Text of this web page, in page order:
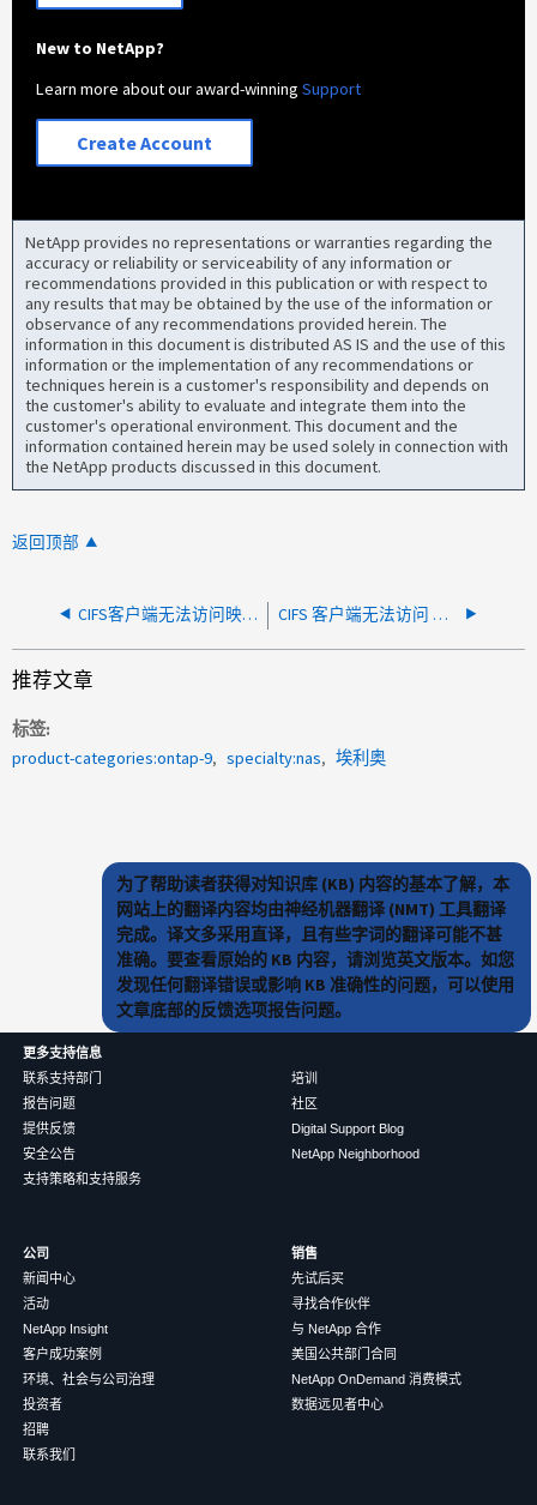
New to NetApp?
Learn more about our award-winningSupport
Create Account
NetApp provides no representations or warranties regarding the
accuracy or reliability or serviceability of any information or
recommendations provided in this publication or with respect to
any results that may be obtained by the use of the information or
observance of any recommendations provided herein. The
information in this document is distributed AS IS and the use of this
information or the implementation of any recommendations or
techniques herein is a customer's responsibility and depends on
the customer's ability to evaluate and integrate them into the
customer's operational environment. This document and the
information contained herein may be used solely in connection with
the NetApp products discussed in this document.
返回顶部
CIFS客户端无法访问映射到Unix卷的共享 CIFS 客户端无法访问 ONTAP 9 中的快照目录
推荐文章
标签
product-categories:ontap-9
specialty:nas 埃利奥
为了帮助读者获得对知识库 (KB) 内容的基本了解，本
网站上的翻译内容均由神经机器翻译 (NMT) 工具翻译
完成。译文多采用直译，且有些字词的翻译可能不甚
准确。要查看原始的 KB 内容，请浏览英文版本。如您
发现任何翻译错误或影响 KB 准确性的问题，可以使用
文章底部的反馈选项报告问题。
更多支持信息
联系支持部门
报告问题
提供反馈
安全公告
支持策略和支持服务
培训
社区
Digital Support Blog
NetApp Neighborhood
公司
新闻中心
活动
NetApp Insight
客户成功案例
环境、社会与公司治理
投资者
招聘
联系我们
销售
先试后买
寻找合作伙伴
与 NetApp 合作
美国公共部门合同
NetApp OnDemand 消费模式
数据远见者中心